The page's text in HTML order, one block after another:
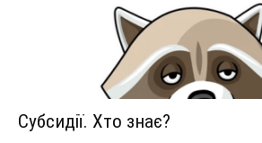
Субсидії. Хто знає?